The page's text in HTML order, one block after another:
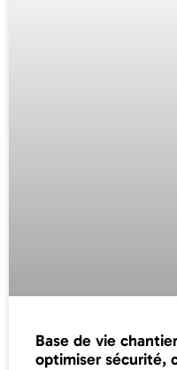
Base de vie
optimiser sécurité,